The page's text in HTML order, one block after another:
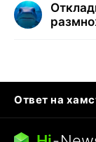
Ответ на
Бензин 100 vs
Следующая